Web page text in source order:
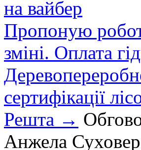
на вайбер
Пропоную
зміні. Оплата
сертифікації
Решта →
Анжела